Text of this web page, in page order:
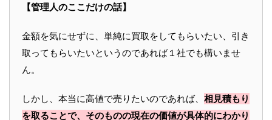
【管理人のここだけの話】
金額を気にせずに、単純に買取をしてもらいたい、引き
取ってもらいたいというのであれば１社でも構いませ
ん。
しかし、本当に高値で売りたいのであれば、 相見積もり
を取ることで、そのものの現在の価値が具体的にわかり